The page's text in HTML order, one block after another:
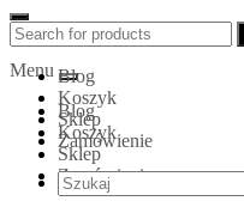
Skip
to
content
Betonove
Menu
Blog
Koszyk
Sklep
Zamówienie
Search
for:
Blog
Koszyk
Sklep
Zamówienie